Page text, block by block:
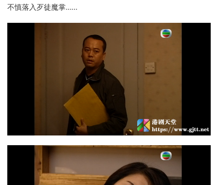
不慎落入歹徒魔掌……